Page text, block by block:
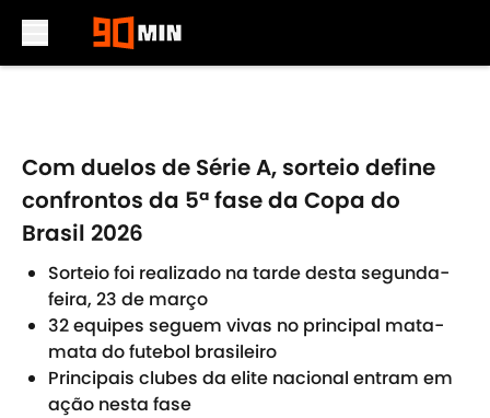
Com duelos de Série A, sorteio define
confrontos da 5ª fase da Copa do
Brasil 2026
Sorteio foi realizado na tarde desta segunda-
feira, 23 de março
32 equipes seguem vivas no principal mata-
mata do futebol brasileiro
Principais clubes da elite nacional entram em
ação nesta fase